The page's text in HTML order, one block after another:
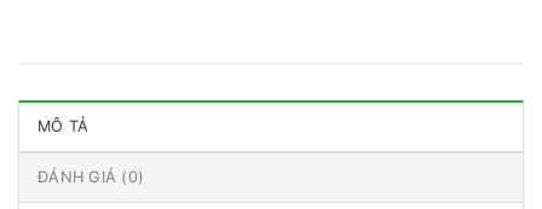
MÔ TẢ
ĐÁNH GIÁ (0)